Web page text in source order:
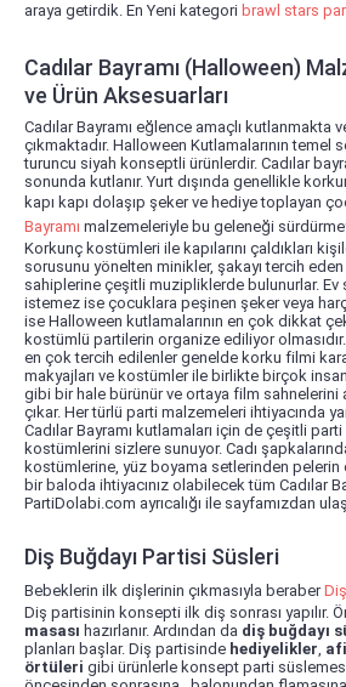
araya getirdik. En Yeni kategori brawl stars
Cadılar Bayramı (Halloween)
ve Ürün Aksesuarları
Cadılar Bayramı eğlence amaçlı kutlanmakta
çıkmaktadır. Halloween Kutlamalarının temel
turuncu siyah konseptli ürünlerdir. Cadılar
sonunda kutlanır. Yurt dışında genellikle
kapı kapı dolaşıp şeker ve hediye toplayan
Bayramı malzemeleriyle bu geleneği
Korkunç kostümleri ile kapılarını çaldıkları
sorusunu yönelten minikler, şakayı tercih
sahiplerine çeşitli muzipliklerde bulunurlar.
istemez ise çocuklara peşinen şeker veya
ise Halloween kutlamalarının en çok dikkat
kostümlü partilerin organize ediliyor
en çok tercih edilenler genelde korku filmi
makyajları ve kostümler ile birlikte birçok
gibi bir hale bürünür ve ortaya film sahnelerini
çıkar. Her türlü parti malzemeleri ihtiyacında
Cadılar Bayramı kutlamaları için de çeşitli
kostümlerini sizlere sunuyor. Cadı
kostümlerine, yüz boyama setlerinden
bir baloda ihtiyacınız olabilecek tüm Cadılar
PartiDolabi.com ayrıcalığı ile sayfamızdan
Diş Buğdayı Partisi Süsleri
Bebeklerin ilk dişlerinin çıkmasıyla beraber
Diş partisinin konsepti ilk diş sonrası yapılır.
masası hazırlanır. Ardından da diş buğdayı
planları başlar. Diş partisinde hediyelikler,
örtüleri gibi ürünlerle konsept parti